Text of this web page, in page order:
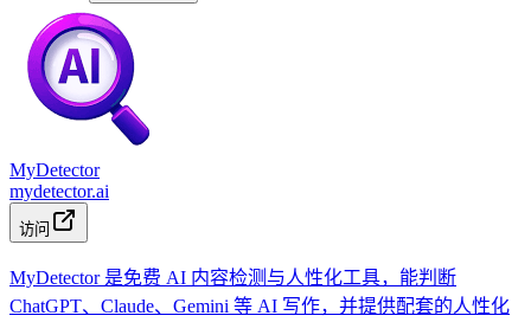
MyDetector
mydetector.ai
访问
MyDetector 是免费 AI 内容检测与人性化工具，能判断
ChatGPT、Claude、Gemini 等 AI 写作，并提供配套的人性化